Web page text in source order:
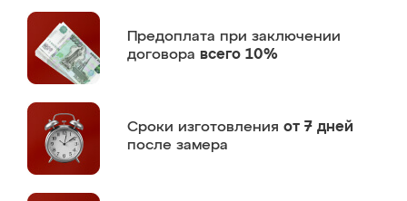
Предоплата при заключении
договора всего 10%
Сроки изготовления от 7 дней
после замера